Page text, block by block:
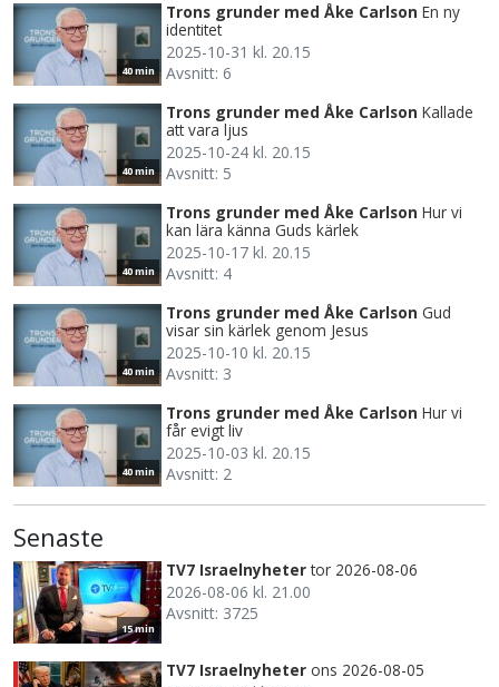
40 min
Trons grunder med Åke Carlson En ny
identitet
2025-10-31 kl. 20.15
Avsnitt: 6
40 min
Trons grunder med Åke Carlson Kallade
att vara ljus
2025-10-24 kl. 20.15
Avsnitt: 5
40 min
Trons grunder med Åke Carlson Hur vi
kan lära känna Guds kärlek
2025-10-17 kl. 20.15
Avsnitt: 4
40 min
Trons grunder med Åke Carlson Gud
visar sin kärlek genom Jesus
2025-10-10 kl. 20.15
Avsnitt: 3
40 min
Trons grunder med Åke Carlson Hur vi
får evigt liv
2025-10-03 kl. 20.15
Avsnitt: 2
Senaste
15 min
TV7 Israelnyheter tor 2026-08-06
2026-08-06 kl. 21.00
Avsnitt: 3725
TV7 Israelnyheter ons 2026-08-05